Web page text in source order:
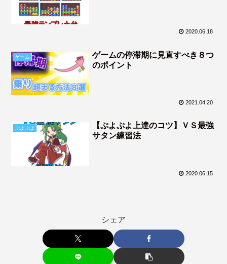
2020.06.18
ゲーム
ゲームの停滞期に見直すべき８つ
のポイント
2021.04.20
ぷよぷよ
【ぷよぷよ上達のコツ】ＶＳ最強
サタン練習法
2020.06.15
シェア